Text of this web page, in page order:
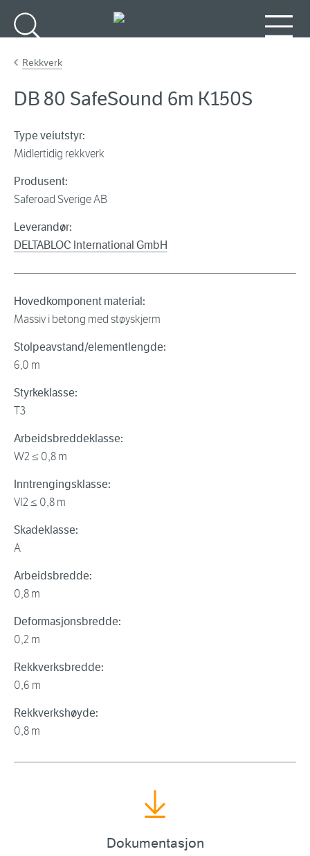
Rekkverk
DB 80 SafeSound 6m K150S
Type veiutstyr:
Midlertidig rekkverk
Produsent:
Saferoad Sverige AB
Leverandør:
DELTABLOC International GmbH
Hovedkomponent material:
Massiv i betong med støyskjerm
Stolpeavstand/elementlengde:
6,0 m
Styrkeklasse:
T3
Arbeidsbreddeklasse:
W2 ≤ 0,8 m
Inntrengingsklasse:
VI2 ≤ 0,8 m
Skadeklasse:
A
Arbeidsbredde:
0,8 m
Deformasjonsbredde:
0,2 m
Rekkverksbredde:
0,6 m
Rekkverkshøyde:
0,8 m
Dokumentasjon